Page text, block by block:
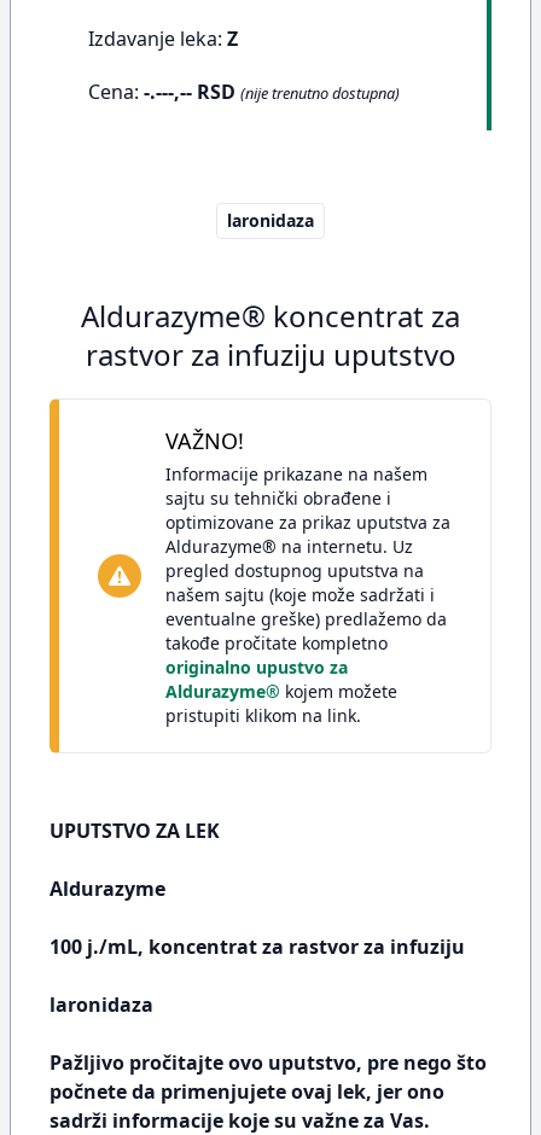
Izdavanje leka: Z
Cena: -.---,-- RSD (nije trenutno dostupna)
laronidaza
Aldurazyme® koncentrat za
rastvor za infuziju uputstvo
VAŽNO!
Informacije prikazane na našem
sajtu su tehnički obrađene i
optimizovane za prikaz uputstva za
Aldurazyme® na internetu. Uz
pregled dostupnog uputstva na
našem sajtu (koje može sadržati i
eventualne greške) predlažemo da
takođe pročitate kompletno
originalno upustvo za
Aldurazyme® kojem možete
pristupiti klikom na link.
UPUTSTVO ZA LEK
Aldurazyme
100 j./mL, koncentrat za rastvor za infuziju
laronidaza
Pažljivo pročitajte ovo uputstvo, pre nego što
počnete da primenjujete ovaj lek, jer ono
sadrži informacije koje su važne za Vas.